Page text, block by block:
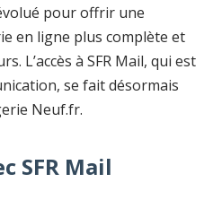
pour offrir une
en ligne plus complète et
L’accès à SFR Mail, qui est
se fait désormais
Neuf.fr.
SFR Mail